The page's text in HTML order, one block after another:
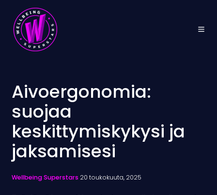
Aivoergonomia:
suojaa
keskittymiskykysi ja
jaksamisesi
Wellbeing Superstars 20 toukokuuta, 2025